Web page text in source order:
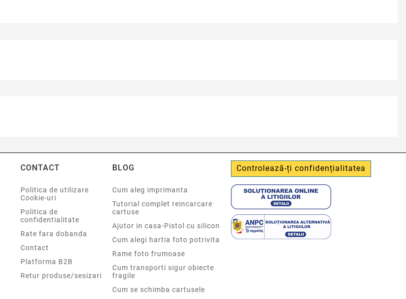
CONTACT
Politica de utilizare
Cookie-uri
Politica de
confidentialitate
Rate fara dobanda
Contact
Platforma B2B
Retur produse/sesizari
BLOG
Cum aleg imprimanta
Tutorial complet reincarcare
cartuse
Ajutor in casa-Pistol cu silicon
Cum alegi hartia foto potrivita
Rame foto frumoase
Cum transporti sigur obiecte
fragile
Cum se schimba cartusele
Controlează-ți confidențialitatea